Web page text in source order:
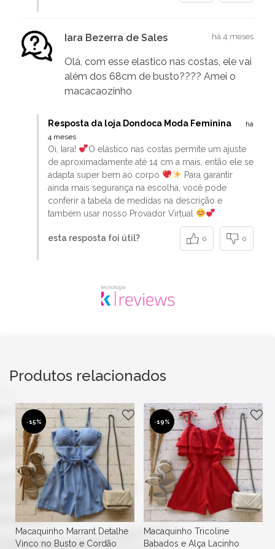
Iara Bezerra de Sales há 4 meses
Olá, com esse elastico nas costas, ele vai
além dos 68cm de busto???? Amei o
macacaozinho
Resposta da loja Dondoca Moda Feminina
há
4 meses
Oi, Iara!
O elástico nas costas permite um ajuste
de aproximadamente até 14 cm a mais, então ele se
adapta super bem ao corpo
Para garantir
ainda mais segurança na escolha, você pode
conferir a tabela de medidas na descrição e
também usar nosso Provador Virtual
esta resposta foi útil? 0 0
Produtos relacionados
-15%
Macaquinho Marrant Detalhe
Vinco no Busto e Cordão
-19%
Macaquinho Tricoline
Babados e Alça Lacinho